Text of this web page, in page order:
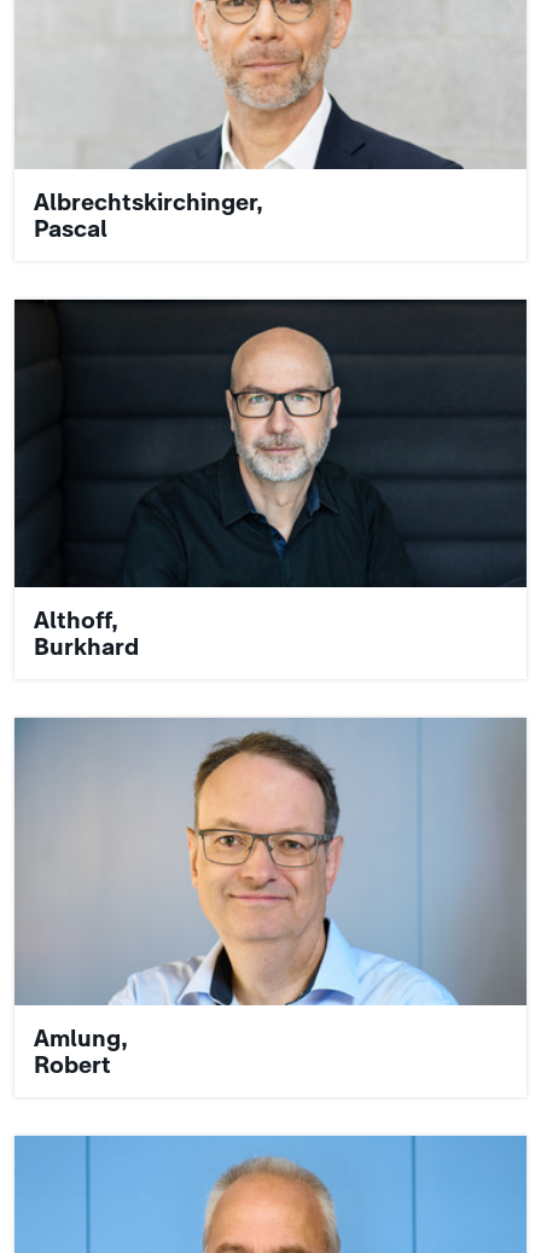
Albrechtskirchinger,
Pascal
Althoff,
Burkhard
Amlung,
Robert